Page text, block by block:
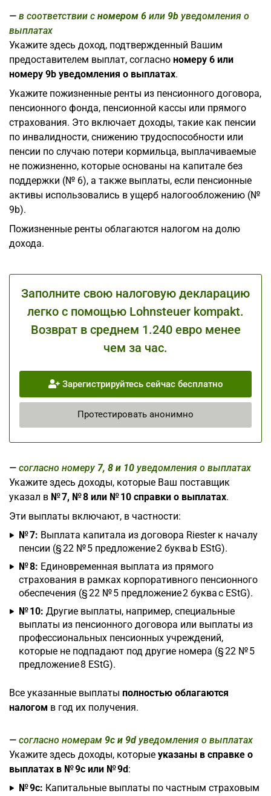
в соответствии с номером 6 или 9b уведомления о
выплатах
Укажите здесь доход, подтвержденный Вашим
предоставителем выплат, согласно номеру 6 или
номеру 9b уведомления о выплатах.
Укажите пожизненные ренты из пенсионного договора,
пенсионного фонда, пенсионной кассы или прямого
страхования. Это включает доходы, такие как пенсии
по инвалидности, снижению трудоспособности или
пенсии по случаю потери кормильца, выплачиваемые
не пожизненно, которые основаны на капитале без
поддержки (№ 6), а также выплаты, если пенсионные
активы использовались в ущерб налогообложению (№
9b).
Пожизненные ренты облагаются налогом на долю
дохода.
Заполните свою налоговую декларацию
легко с помощью Lohnsteuer kompakt.
Возврат в среднем 1.240 евро менее
чем за час.
Зарегистрируйтесь сейчас бесплатно
Протестировать анонимно
согласно номеру 7, 8 и 10 уведомления о выплатах
Укажите здесь доходы, которые Ваш поставщик
указал в № 7, № 8 или № 10 справки о выплатах.
Эти выплаты включают, в частности:
№ 7: Выплата капитала из договора Riester к началу
пенсии (§ 22 № 5 предложение 2 буква b EStG).
№ 8: Единовременная выплата из прямого
страхования в рамках корпоративного пенсионного
обеспечения (§ 22 № 5 предложение 2 буква c EStG).
№ 10: Другие выплаты, например, специальные
выплаты из пенсионного договора или выплаты из
профессиональных пенсионных учреждений,
которые не подпадают под другие номера (§ 22 № 5
предложение 8 EStG).
Все указанные выплаты полностью облагаются
налогом в год их получения.
согласно номерам 9c и 9d уведомления о выплатах
Укажите здесь доходы, которые указаны в справке о
выплатах в № 9c или № 9d:
№ 9c: Капитальные выплаты по частным страховым